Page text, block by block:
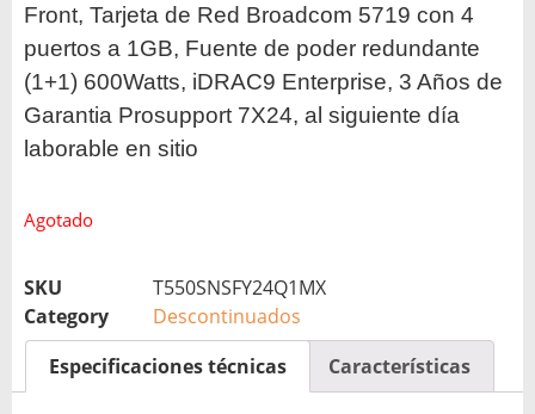
Front, Tarjeta de Red Broadcom 5719 con 4
puertos a 1GB, Fuente de poder redundante
(1+1) 600Watts, iDRAC9 Enterprise, 3 Años de
Garantia Prosupport 7X24, al siguiente día
laborable en sitio
Agotado
SKU
T550SNSFY24Q1MX
Category
Descontinuados
Especificaciones técnicas
Características